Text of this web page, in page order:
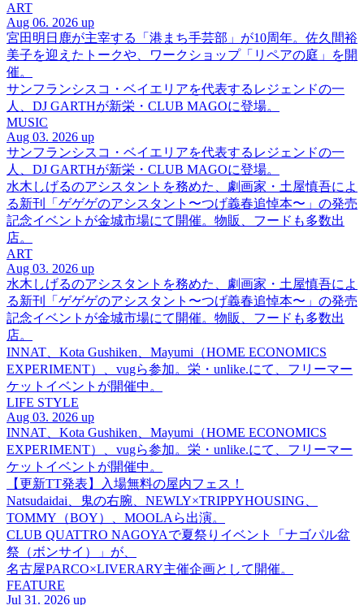
ART
Aug 06. 2026 up
宮田明日鹿が主宰する「港まち手芸部」が10周年。佐久間裕
美子を迎えたトークや、ワークショップ「リペアの庭」を開
催。
サンフランシスコ・ベイエリアを代表するレジェンドの一
人、DJ GARTHが新栄・CLUB MAGOに登場。
MUSIC
Aug 03. 2026 up
サンフランシスコ・ベイエリアを代表するレジェンドの一
人、DJ GARTHが新栄・CLUB MAGOに登場。
水木しげるのアシスタントを務めた、劇画家・土屋慎吾によ
る新刊「ゲゲゲのアシスタント〜つげ義春追悼本〜」の発売
記念イベントが金城市場にて開催。物販、フードも多数出
店。
ART
Aug 03. 2026 up
水木しげるのアシスタントを務めた、劇画家・土屋慎吾によ
る新刊「ゲゲゲのアシスタント〜つげ義春追悼本〜」の発売
記念イベントが金城市場にて開催。物販、フードも多数出
店。
INNAT、Kota Gushiken、Mayumi（HOME ECONOMICS
EXPERIMENT）、vugら参加。栄・unlike.にて、フリーマー
ケットイベントが開催中。
LIFE STYLE
Aug 03. 2026 up
INNAT、Kota Gushiken、Mayumi（HOME ECONOMICS
EXPERIMENT）、vugら参加。栄・unlike.にて、フリーマー
ケットイベントが開催中。
【更新TT発表】入場無料の屋内フェス！
Natsudaidai、鬼の右腕、NEWLY×TRIPPYHOUSING、
TOMMY（BOY）、MOOLAら出演。
CLUB QUATTRO NAGOYAで夏祭りイベント「ナゴパル盆
祭（ボンサイ）」が、
名古屋PARCO×LIVERARY主催企画として開催。
FEATURE
Jul 31. 2026 up